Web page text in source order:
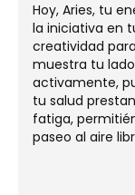
Hoy, Aries, tu
la iniciativa en
creatividad
muestra tu
activamente,
tu salud
fatiga,
paseo al aire